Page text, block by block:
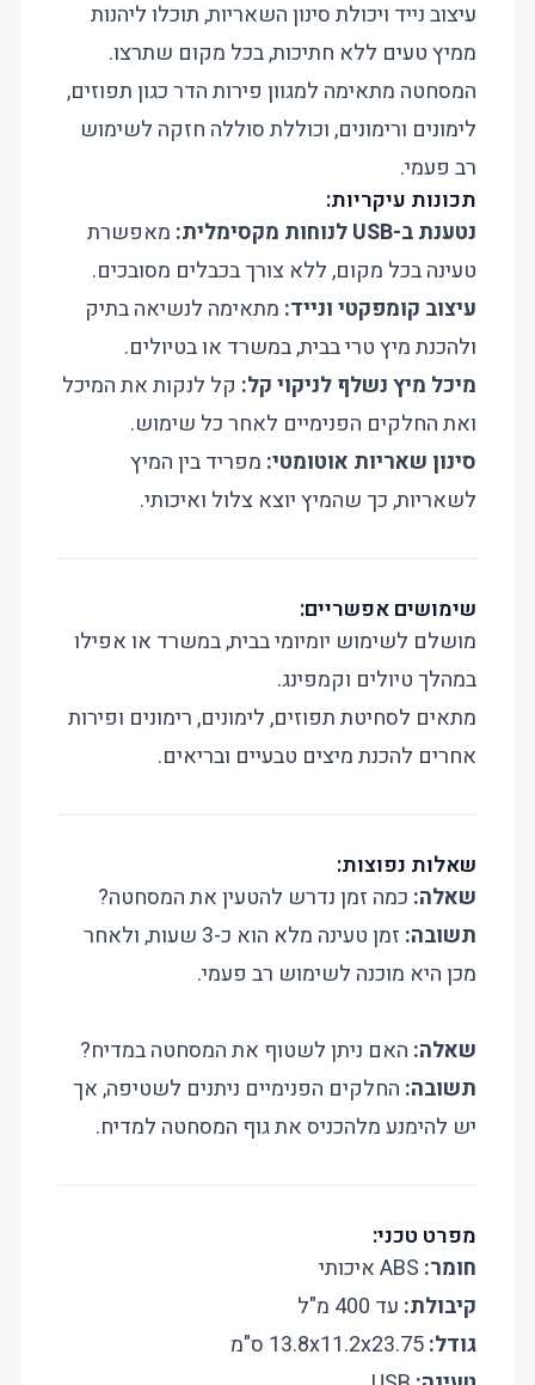
עיצוב נייד ויכולת סינון השאריות, תוכלו ליהנות
ממיץ טעים ללא חתיכות, בכל מקום שתרצו.
המסחטה מתאימה למגוון פירות הדר כגון תפוזים,
לימונים ורימונים, וכוללת סוללה חזקה לשימוש
רב פעמי.
תכונות עיקריות:
נטענת ב-USB לנוחות מקסימלית:
מאפשרת
טעינה בכל מקום, ללא צורך בכבלים מסובכים.
עיצוב קומפקטי ונייד: מתאימה לנשיאה בתיק
ולהכנת מיץ טרי בבית, במשרד או בטיולים.
מיכל מיץ נשלף לניקוי קל: קל לנקות את המיכל
ואת החלקים הפנימיים לאחר כל שימוש.
סינון שאריות אוטומטי: מפריד בין המיץ
לשאריות, כך שהמיץ יוצא צלול ואיכותי.
שימושים אפשריים:
מושלם לשימוש יומיומי בבית, במשרד או אפילו
במהלך טיולים וקמפינג.
מתאים לסחיטת תפוזים, לימונים, רימונים ופירות
אחרים להכנת מיצים טבעיים ובריאים.
שאלות נפוצות:
שאלה: כמה זמן נדרש להטעין את המסחטה?
תשובה:
זמן טעינה מלא הוא כ-3 שעות, ולאחר
מכן היא מוכנה לשימוש רב פעמי.
שאלה: האם ניתן לשטוף את המסחטה במדיח?
תשובה: החלקים הפנימיים ניתנים לשטיפה, אך
יש להימנע מלהכניס את גוף המסחטה למדיח.
מפרט טכני:
חומר:
קיבולת: עד 400 מ"ל
גודל: